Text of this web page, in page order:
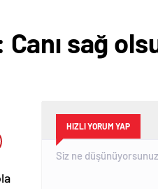
sağ
HIZLI YORUM YAP